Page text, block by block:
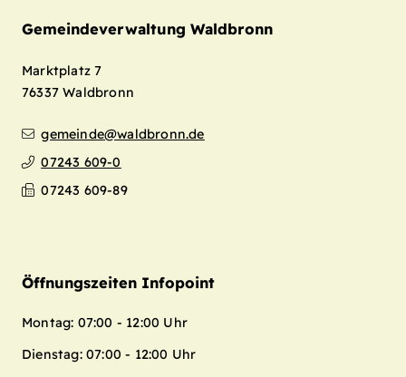
Gemeindeverwaltung Waldbronn
Marktplatz 7
76337 Waldbronn
gemeinde@waldbronn.de
07243 609-0
07243 609-89
Öffnungszeiten Infopoint
Montag: 07:00 - 12:00 Uhr
Dienstag: 07:00 - 12:00 Uhr